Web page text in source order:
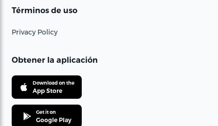
Términos de uso
Privacy Policy
Obtener la aplicación
Download on the
App Store
Get it on
Google Play